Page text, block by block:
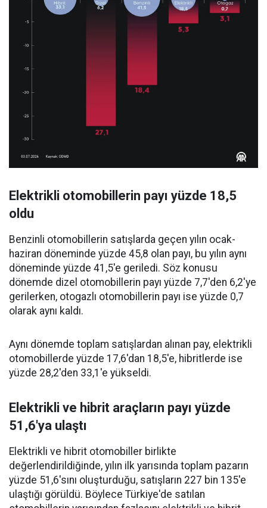
Elektrikli otomobillerin payı yüzde 18,5
oldu
Benzinli otomobillerin satışlarda geçen yılın ocak-
haziran döneminde yüzde 45,8 olan payı, bu yılın aynı
döneminde yüzde 41,5'e geriledi. Söz konusu
dönemde dizel otomobillerin payı yüzde 7,7'den 6,2'ye
gerilerken, otogazlı otomobillerin payı ise yüzde 0,7
olarak aynı kaldı.
Aynı dönemde toplam satışlardan alınan pay, elektrikli
otomobillerde yüzde 17,6'dan 18,5'e, hibritlerde ise
yüzde 28,2'den 33,1'e yükseldi.
Elektrikli ve hibrit araçların payı yüzde
51,6'ya ulaştı
Elektrikli ve hibrit otomobiller birlikte
değerlendirildiğinde, yılın ilk yarısında toplam pazarın
yüzde 51,6'sını oluşturduğu, satışların 227 bin 135'e
ulaştığı görüldü. Böylece Türkiye'de satılan